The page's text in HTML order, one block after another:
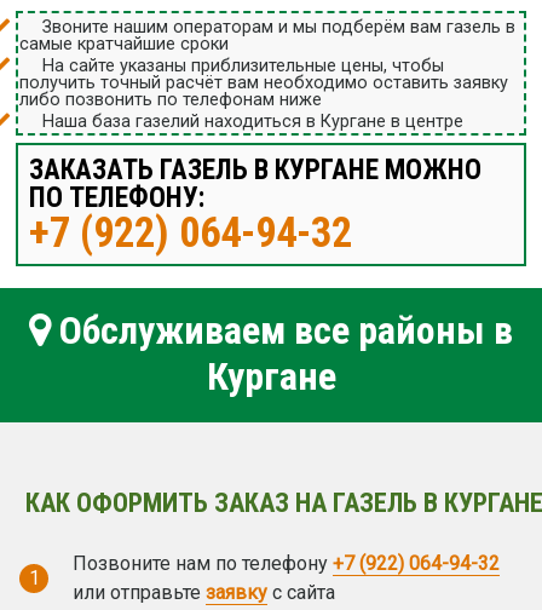
Звоните нашим операторам и мы подберём вам газель в
самые кратчайшие сроки
На сайте указаны приблизительные цены, чтобы
получить точный расчёт вам необходимо оставить заявку
либо позвонить по телефонам ниже
Наша база газелий находиться в Кургане в центре
ЗАКАЗАТЬ ГАЗЕЛЬ В КУРГАНЕ МОЖНО
ПО ТЕЛЕФОНУ:
+7 (922) 064-94-32
Обслуживаем все районы в
Кургане
КАК ОФОРМИТЬ ЗАКАЗ НА ГАЗЕЛЬ В
1
Позвоните нам по телефону +7 (922) 064-94-32
или отправьте заявку с сайта